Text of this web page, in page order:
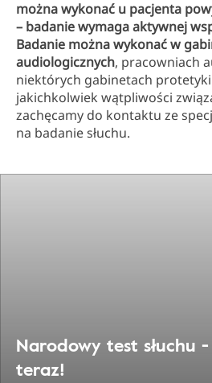
można wykonać u pacjenta
– badanie wymaga aktywnej
Badanie można wykonać w
audiologicznych, pracowniach
niektórych gabinetach protetyki
jakichkolwiek wątpliwości
zachęcamy do kontaktu ze
na badanie słuchu.
Narodowy test słuchu -
teraz!